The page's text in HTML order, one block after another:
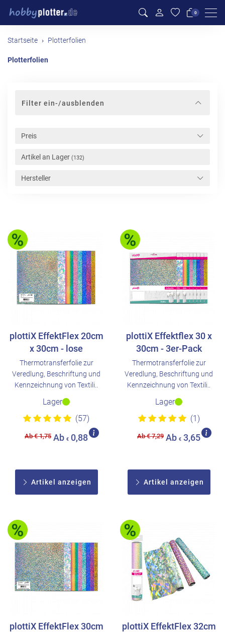
0
Startseite Plotterfolien
Plotterfolien
Filter ein-/ausblenden
Preis
Artikel an Lager (132)
Hersteller
plottiX EffektFlex 20cm
x 30cm - lose
Thermotransferfolie zur
Veredlung, Beschriftung und
Kennzeichnung von Textili..
Lager
(57)
Ab € 1,75 Ab € 0,88
Artikel anzeigen
plottiX Effektflex 30 x
30cm - 3er-Pack
Thermotransferfolie zur
Veredlung, Beschriftung und
Kennzeichnung von Textili..
Lager
(1)
Ab € 7,29 Ab € 3,65
Artikel anzeigen
plottiX EffektFlex 30cm
plottiX EffektFlex 32cm